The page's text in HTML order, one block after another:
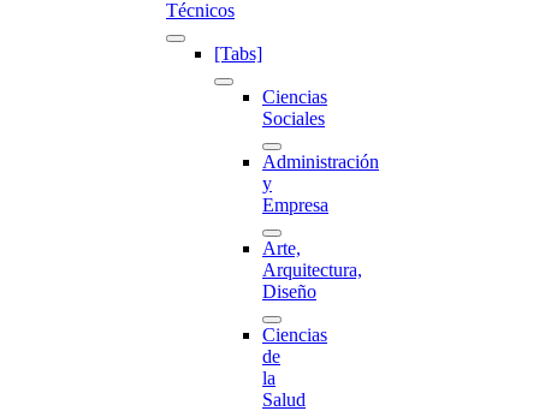
Técnicos
[Tabs]
Ciencias
Sociales
Administración
y
Empresa
Arte,
Arquitectura,
Diseño
Ciencias
de
la
Salud